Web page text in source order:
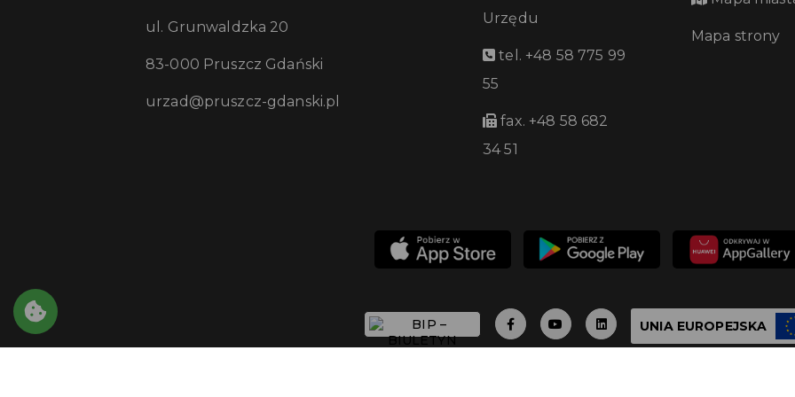
ul. Grunwaldzka 20
83-000 Pruszcz Gdański
urzad@pruszcz-gdanski.pl
Urzędu
tel. +48 58 775 99
55
fax. +48 58 682
34 51
Mapa strony
UNIA EUROPEJSKA